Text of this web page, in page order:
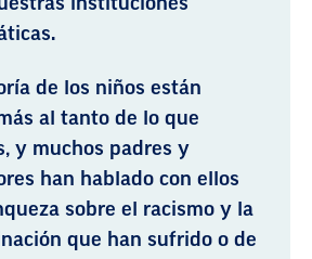
de los niños están
al tanto de lo que
y muchos padres y
han hablado con ellos
sobre el racismo y la
que han sufrido o de